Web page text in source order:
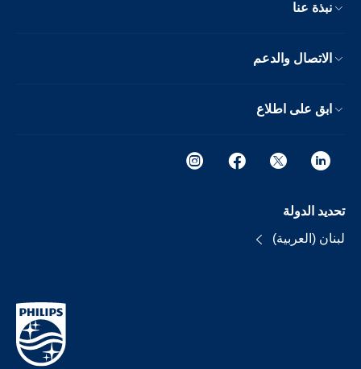
نبذة عنا
الاتصال والدعم
ابق على اطلاع
تحديد الدولة
لبنان (العربية)